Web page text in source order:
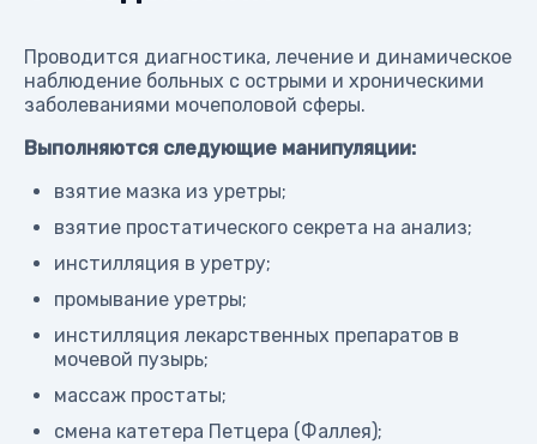
Проводится диагностика, лечение и динамическое
наблюдение больных с острыми и хроническими
заболеваниями мочеполовой сферы.
Выполняются следующие манипуляции:
взятие мазка из уретры;
взятие простатического секрета на анализ;
инстилляция в уретру;
промывание уретры;
инстилляция лекарственных препаратов в
мочевой пузырь;
массаж простаты;
смена катетера Петцера (Фаллея);